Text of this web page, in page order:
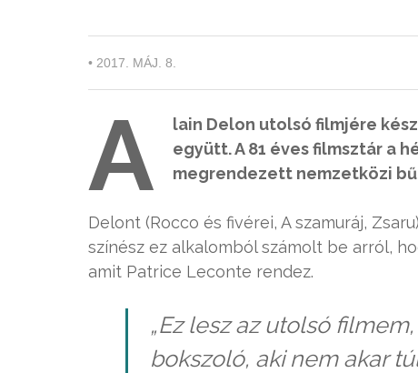
• 2017. MÁJ. 8.
A
lain Delon utolsó filmjére
együtt. A 81 éves filmsztár a
megrendezett nemzetközi
Delont (Rocco és fivérei, A szamuráj,
színész ez alkalomból számolt be arról,
amit Patrice Leconte rendez.
„Ez lesz az utolsó
bokszoló, aki nem akar